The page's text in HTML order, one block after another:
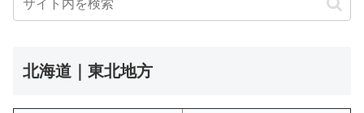
北海道｜東北地方